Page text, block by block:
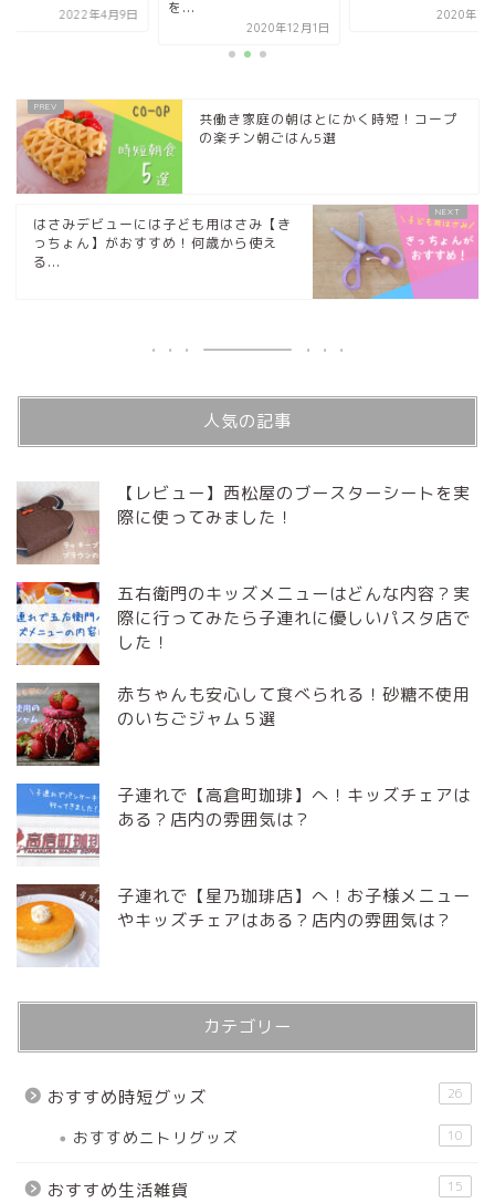
2022年4
共働き家庭の朝はとにかく時短！コープ
の楽チン朝ごはん5選
はさみデビューには子ども用はさみ【き
っちょん】がおすすめ！何歳から使え
る...
人気の記事
【レビュー】西松屋のブースターシートを実
際に使ってみました！
五右衛門のキッズメニューはどんな内容？実
際に行ってみたら子連れに優しいパスタ店で
した！
赤ちゃんも安心して食べられる！砂糖不使用
のいちごジャム５選
子連れで【高倉町珈琲】へ！キッズチェアは
ある？店内の雰囲気は？
子連れで【星乃珈琲店】へ！お子様メニュー
やキッズチェアはある？店内の雰囲気は？
カテゴリー
おすすめ時短グッズ 26
おすすめニトリグッズ 10
おすすめ生活雑貨 15